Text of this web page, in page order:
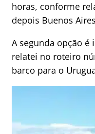
horas, conforme
depois Buenos
A segunda opção é
relatei no roteiro
barco para o